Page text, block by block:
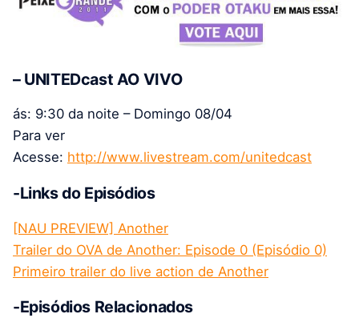
– UNITEDcast AO VIVO
ás: 9:30 da noite – Domingo 08/04
Para ver
Acesse: http://www.livestream.com/unitedcast
-Links do Episódios
[NAU PREVIEW] Another
Trailer do OVA de Another: Episode 0 (Episódio 0)
Primeiro trailer do live action de Another
-Episódios Relacionados